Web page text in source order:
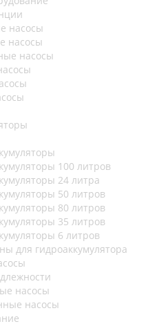
насосы
насосы
насосы
100 литров
24 литра
50 литров
80 литров
35 литров
6 литров
для гидроаккумулятора
насосы
насосы